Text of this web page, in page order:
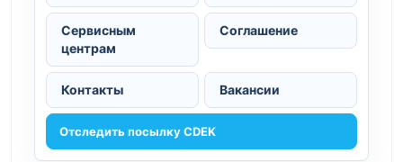
Сервисным
центрам
Соглашение
Контакты Вакансии
Отследить посылку CDEK